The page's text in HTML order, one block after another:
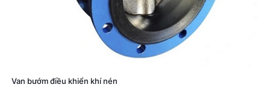
Van bướm điều khiển khí nén